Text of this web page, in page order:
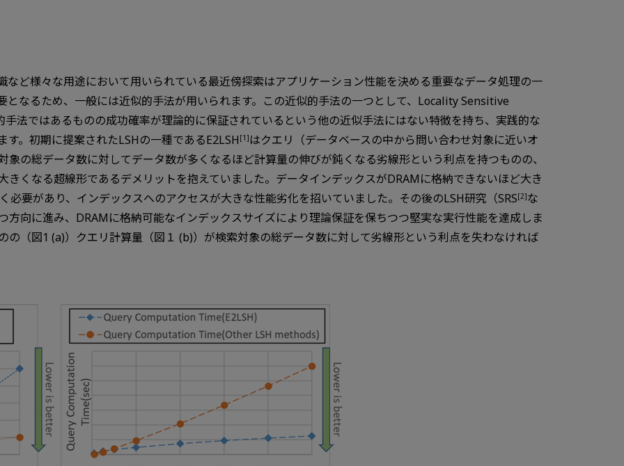
など様々な用途において用いられている最近傍探索はアプリケーション性能を決める重要なデータ処理の一
となるため、一般には近似的手法が用いられます。この近似的手法の一つとして、Locality Sensitive
法ではあるものの成功確率が理論的に保証されているという他の近似手法にはない特徴を持ち、実践的な
。初期に提案されたLSHの一種であるE2LSH [1] はクエリ（データベースの中から問い合わせ対象に近いオ
の総データ数に対してデータ数が多くなるほど計算量の伸びが鈍くなる劣線形という利点を持つものの、
くなる超線形であるデメリットを抱えていました。データインデックスがDRAMに格納できないほど大き
必要があり、インデックスへのアクセスが大きな性能劣化を招いていました。その後のLSH研究（SRS[2]な
方向に進み、DRAMに格納可能なインデックスサイズにより理論保証を保ちつつ堅実な実行性能を達成しま
の（図1 (a)）クエリ計算量（図１ (b)）が検索対象の総データ数に対して劣線形という利点を失わなければ